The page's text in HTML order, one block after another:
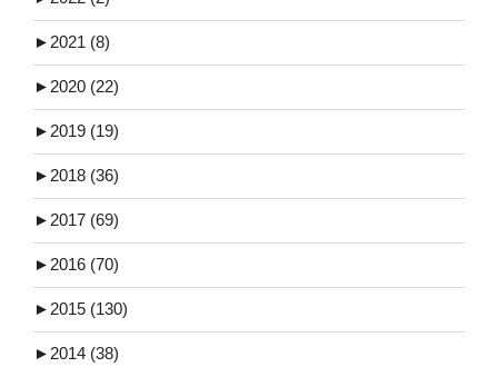
► 2021 (8)
► 2020 (22)
► 2019 (19)
► 2018 (36)
► 2017 (69)
► 2016 (70)
► 2015 (130)
► 2014 (38)